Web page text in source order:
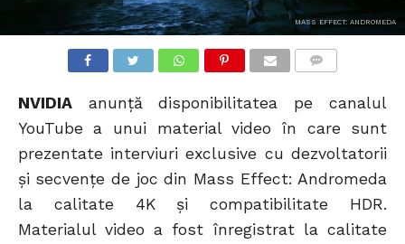
MASS EFFECT: ANDROMEDA
NVIDIAanunță disponibilitatea pe canalul
YouTube a unui material video în care sunt
prezentate interviuri exclusive cu dezvoltatorii
și secvențe de joc din Mass Effect: Andromeda
la calitate 4K și compatibilitate HDR.
Materialul video a fost înregistrat la calitate